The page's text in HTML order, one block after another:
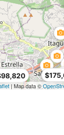
| Map data ©